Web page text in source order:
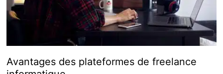
Avantages des plateformes de freelance